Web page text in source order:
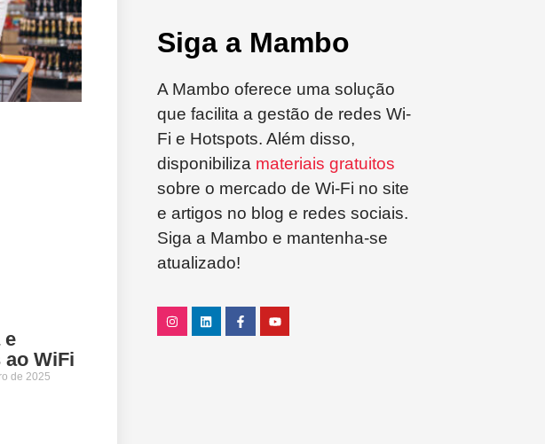
e
WiFi
de 2025
Siga a Mambo
A Mambo oferece uma solução
que facilita a gestão de redes Wi-
Fi e Hotspots. Além disso,
disponibiliza materiais gratuitos
sobre o mercado de Wi-Fi no site
e artigos no blog e redes sociais.
Siga a Mambo e mantenha-se
atualizado!